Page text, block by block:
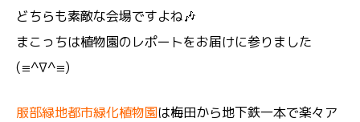
どちらも素敵な会場ですよね🎶
まこっちは植物園のレポートをお届けに参りました
(≡^∇^≡)
服部緑地都市緑化植物園は梅田から地下鉄一本で楽々ア